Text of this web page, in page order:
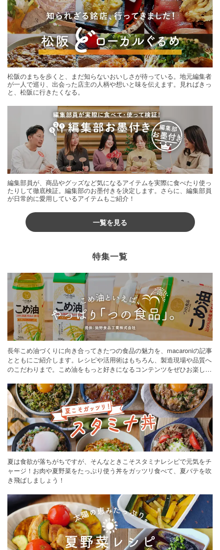
松阪のまちを歩くと、まだ知らないおいしさが待っている。地元編集者
が一人で巡り、出会った店主の人柄や想いと味を伝えます。見ればきっ
と、松阪に行きたくなる。
編集部員が、商品やグッズなど気になるアイテムを実際に食べたり使っ
たりして徹底検証。編集部のお墨付きを決定します。さらに、編集部員
が日常的に愛用しているアイテムもご紹介！
一覧を見る
特集一覧
長年こめ油づくりに向き合ってきたつの食品の魅力を、macaroniの記事
とともにご紹介します。レシピや活用術はもちろん、製造現場や品質へ
のこだわりまで。こめ油をもっと好きになるコンテンツをぜひお楽しみ
夏は食欲が落ちがちですが、そんなときこそスタミナレシピで元気をチ
ャージ！お肉や夏野菜をたっぷり使う丼をガッツリ食べて、夏バテを吹
き飛ばしましょう！